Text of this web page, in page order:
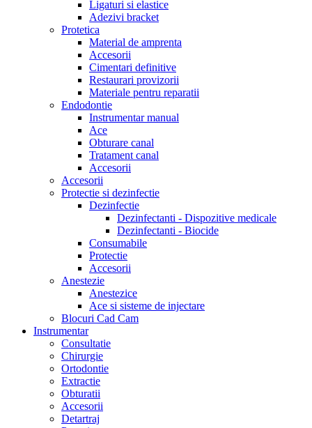
Ligaturi si elastice
Adezivi bracket
Protetica
Material de amprenta
Accesorii
Cimentari definitive
Restaurari provizorii
Materiale pentru reparatii
Endodontie
Instrumentar manual
Ace
Obturare canal
Tratament canal
Accesorii
Accesorii
Protectie si dezinfectie
Dezinfectie
Dezinfectanti - Dispozitive medicale
Dezinfectanti - Biocide
Consumabile
Protectie
Accesorii
Anestezie
Anestezice
Ace si sisteme de injectare
Blocuri Cad Cam
Instrumentar
Consultatie
Chirurgie
Ortodontie
Extractie
Obturatii
Accesorii
Detartraj